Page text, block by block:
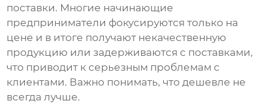
поставки. Многие начинающие
предприниматели фокусируются только на
цене и в итоге получают некачественную
продукцию или задерживаются с поставками,
что приводит к серьезным проблемам с
клиентами. Важно понимать, что дешевле не
всегда лучше.